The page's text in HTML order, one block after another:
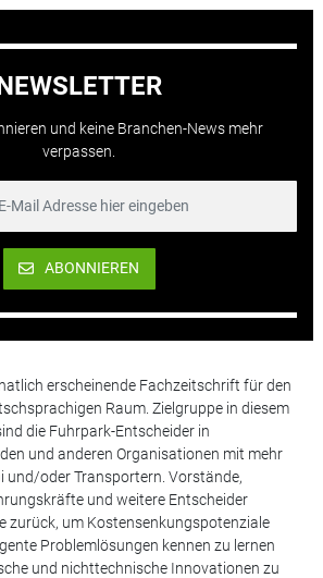
und keine Branchen-News mehr
verpassen.
ABONNIEREN
erscheinende Fachzeitschrift für den
Raum. Zielgruppe in diesem
die Fuhrpark-Entscheider in
und anderen Organisationen mit mehr
und/oder Transportern. Vorstände,
und weitere Entscheider
zurück, um Kostensenkungspotenziale
Problemlösungen kennen zu lernen
und nichttechnische Innovationen zu